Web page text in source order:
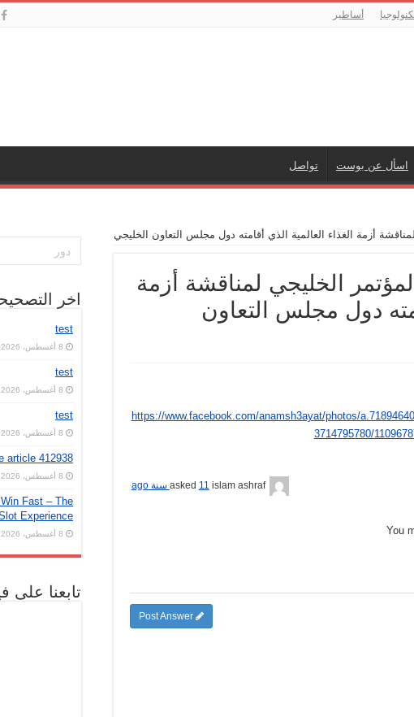
أساطير
اسأل عن بوست تواصل
أزمة الغذاء العالمية الذي أقامته دول مجلس التعاون الخليجي
الخليجي لمناقشة أزمة
دول مجلس التعاون
https://www.facebook.com/anamsh3ayat/photos/
3714795780/
islam ashraf 11 سنة ago
You
اخر
test
8 أغسطس، 2026
test
8 أغسطس، 2026
test
8 أغسطس، 2026
article 412938
8 أغسطس، 2026
Fast – The
Experience
8 أغسطس، 2026
تابعنا على